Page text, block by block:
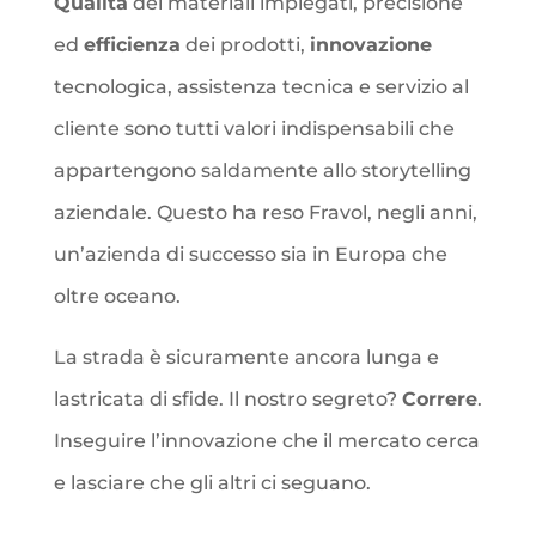
ed efficienza dei prodotti, innovazione
tecnologica, assistenza tecnica e servizio al
cliente sono tutti valori indispensabili che
appartengono saldamente allo storytelling
aziendale. Questo ha reso Fravol, negli anni,
un’azienda di successo sia in Europa che
oltre oceano.
La strada è sicuramente ancora lunga e
lastricata di sfide. Il nostro segreto? Correre.
Inseguire l’innovazione che il mercato cerca
e lasciare che gli altri ci seguano.